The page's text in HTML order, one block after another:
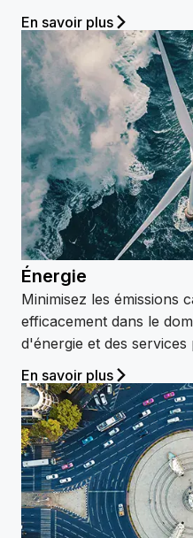
En savoir plus
Énergie
Minimisez les émissions
efficacement dans le
d'énergie et des
En savoir plus